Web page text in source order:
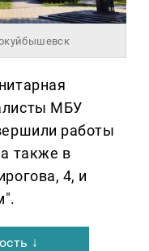
МБУ
работы
также в
4, и
↓